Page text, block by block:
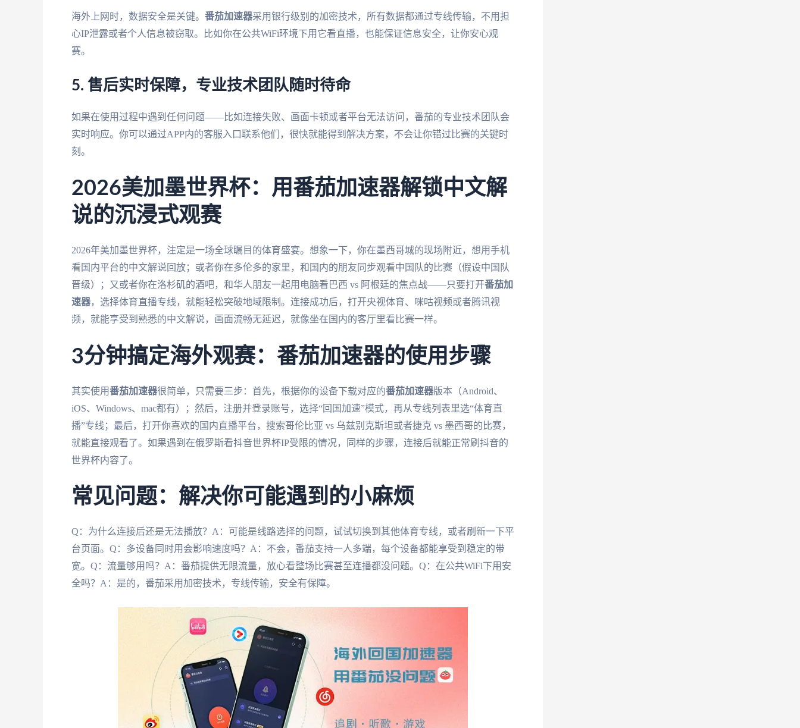
海外上网时，数据安全是关键。 番茄加速器采用银行级别的加密技术，所有数据都通过专线传输，不用担
心IP泄露或者个人信息被窃取。比如你在公共WiFi环境下用它看直播，也能保证信息安全，让你安心观
赛。
5. 售后实时保障，专业技术团队随时待命
如果在使用过程中遇到任何问题——比如连接失败、画面卡顿或者平台无法访问，番茄的专业技术团队会
实时响应。你可以通过APP内的客服入口联系他们，很快就能得到解决方案，不会让你错过比赛的关键时
刻。
2026美加墨世界杯：用番茄加速器解锁中文解
说的沉浸式观赛
2026年美加墨世界杯，注定是一场全球瞩目的体育盛宴。想象一下，你在墨西哥城的现场附近，想用手机
看国内平台的中文解说回放；或者你在多伦多的家里，和国内的朋友同步观看中国队的比赛（假设中国队
晋级）；又或者你在洛杉矶的酒吧，和华人朋友一起用电脑看巴西 vs 阿根廷的焦点战——只要打开番茄加
速器，选择体育直播专线，就能轻松突破地域限制。连接成功后，打开央视体育、咪咕视频或者腾讯视
频，就能享受到熟悉的中文解说，画面流畅无延迟，就像坐在国内的客厅里看比赛一样。
3分钟搞定海外观赛：番茄加速器的使用步骤
其实使用番茄加速器很简单，只需要三步：首先，根据你的设备下载对应的番茄加速器版本（Android、
iOS、Windows、mac都有）；然后，注册并登录账号，选择“回国加速”模式，再从专线列表里选“体育直
播”专线；最后，打开你喜欢的国内直播平台，搜索哥伦比亚 vs 乌兹别克斯坦或者捷克 vs 墨西哥的比赛，
就能直接观看了。如果遇到在俄罗斯看抖音世界杯IP受限的情况，同样的步骤，连接后就能正常刷抖音的
世界杯内容了。
常见问题：解决你可能遇到的小麻烦
Q：为什么连接后还是无法播放？A：可能是线路选择的问题，试试切换到其他体育专线，或者刷新一下平
台页面。Q：多设备同时用会影响速度吗？A：不会，番茄支持一人多端，每个设备都能享受到稳定的带
宽。Q：流量够用吗？A：番茄提供无限流量，放心看整场比赛甚至连播都没问题。Q：在公共WiFi下用安
全吗？A：是的，番茄采用加密技术，专线传输，安全有保障。